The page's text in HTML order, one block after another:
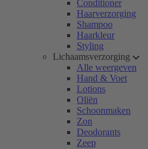
Conditioner
Haarverzorging
Shampoo
Haarkleur
Styling
Lichaamsverzorging
Alle weergeven
Hand & Voet
Lotions
Oliën
Schoonmaken
Zon
Deodorants
Zeep